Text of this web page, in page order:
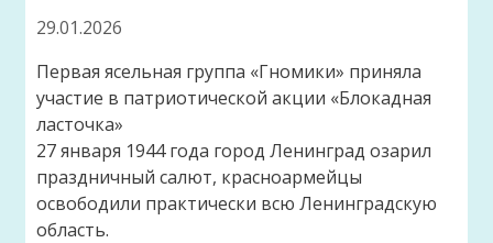
29.01.2026
Первая ясельная группа «Гномики» приняла
участие в патриотической акции «Блокадная
ласточка»
27 января 1944 года город Ленинград озарил
праздничный салют, красноармейцы
освободили практически всю Ленинградскую
область.